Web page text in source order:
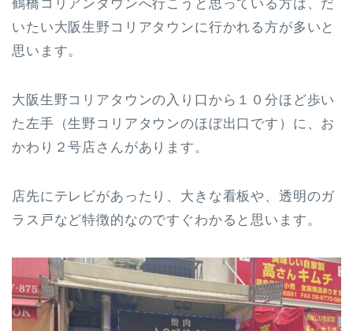
鶴橋コリアンタウンへ行こうと思っている方は、だ
いたい大阪生野コリアタウンに行かれる方が多いと
思います。
大阪生野コリアタウンの入り口から１０分ほど歩い
た左手（生野コリアタウンのほぼ出口です）に、お
かわり２号店さんがあります。
店先にテレビがあったり、大きな看板や、透明のガ
ラス戸など特徴的なのですぐわかると思います。